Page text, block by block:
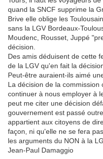
quand la SNCF supprime la
Brive elle oblige les
sans la LGV Bordeaux-
Moudenc, Rousset, Juppé
décision.
Des amis déduisent de cette
de la LGV qu'en fait la
Peut-être auraient-ils aimé
La décision de la
continuer à nous employer à
peut me citer une décision
gouvernement est passé
appartient aux citoyens de
façon, ni qu'elle ne se fera
les arguments du NON à la
Jean-Paul Damaggio